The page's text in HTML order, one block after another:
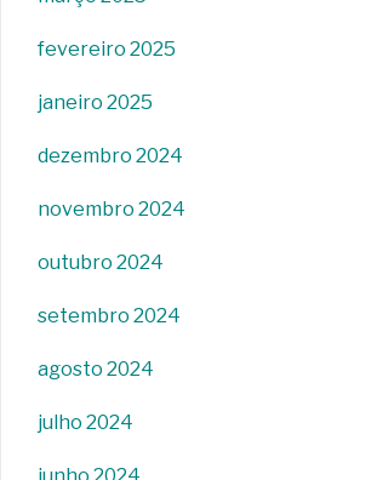
fevereiro 2025
janeiro 2025
dezembro 2024
novembro 2024
outubro 2024
setembro 2024
agosto 2024
julho 2024